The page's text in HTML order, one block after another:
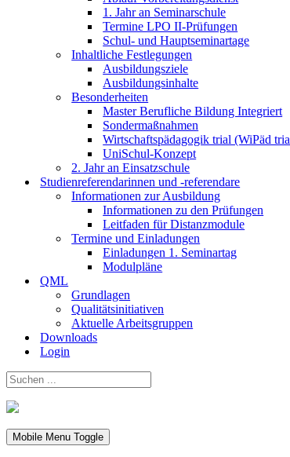
1. Jahr an Seminarschule
Termine LPO II-Prüfungen
Schul- und Hauptseminartage
Inhaltliche Festlegungen
Ausbildungsziele
Ausbildungsinhalte
Besonderheiten
Master Berufliche Bildung Integriert
Sondermaßnahmen
Wirtschaftspädagogik trial (WiPäd
UniSchul-Konzept
2. Jahr an Einsatzschule
Studienreferendarinnen und -referendare
Informationen zur Ausbildung
Informationen zu den Prüfungen
Leitfaden für Distanzmodule
Termine und Einladungen
Einladungen 1. Seminartag
Modulpläne
QML
Grundlagen
Qualitätsinitiativen
Aktuelle Arbeitsgruppen
Downloads
Login
Mobile Menu Toggle